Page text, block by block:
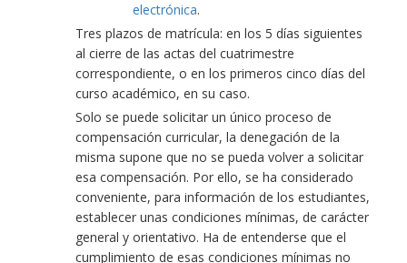
electrónica.
Tres plazos de matrícula: en los 5 días siguientes
al cierre de las actas del cuatrimestre
correspondiente, o en los primeros cinco días del
curso académico, en su caso.
Solo se puede solicitar un único proceso de
compensación curricular, la denegación de la
misma supone que no se pueda volver a solicitar
esa compensación. Por ello, se ha considerado
conveniente, para información de los estudiantes,
establecer unas condiciones mínimas, de carácter
general y orientativo. Ha de entenderse que el
cumplimiento de esas condiciones mínimas no